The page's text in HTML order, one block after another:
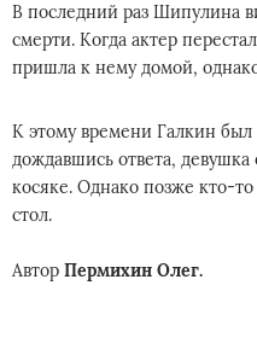
В последний раз Шипулина
смерти. Когда актер
пришла к нему домой,
К этому времени Галкин был
дождавшись ответа, девушка
косяке. Однако позже кто-
стол.
Автор Пермихин Олег.